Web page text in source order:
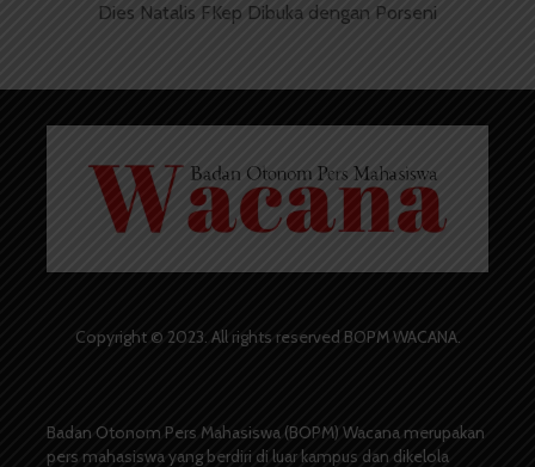
Dies Natalis FKep Dibuka dengan Porseni
Copyright © 2023. All rights reserved BOPM WACANA.
Badan Otonom Pers Mahasiswa (BOPM) Wacana merupakan
pers mahasiswa yang berdiri di luar kampus dan dikelola